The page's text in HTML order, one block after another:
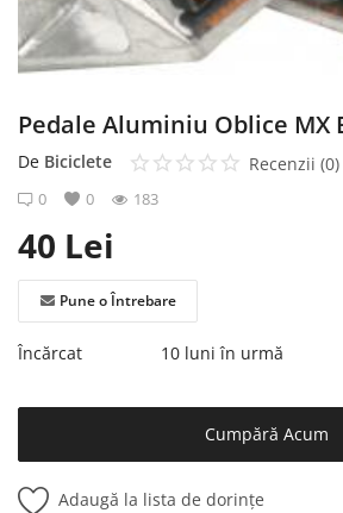
Pedale Aluminiu Oblice MX
De Biciclete Recenzii (0)
0 0 183
40 Lei
Pune o Întrebare
Încărcat 10 luni în urmă
Cumpără Acum
Adaugă la lista de dorințe